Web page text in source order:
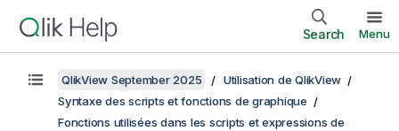
Search Menu
QlikView September 2025
Utilisation de QlikView
Syntaxe des scripts et fonctions de graphique
Fonctions utilisées dans les scripts et expressions de